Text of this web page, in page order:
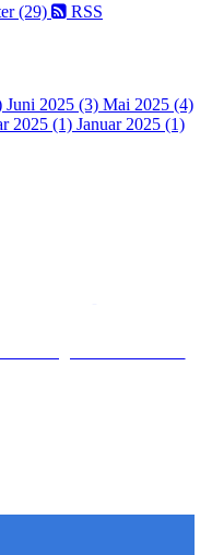
(29) RSS
Juni 2025 (3) Mai 2025 (4)
2025 (1) Januar 2025 (1)